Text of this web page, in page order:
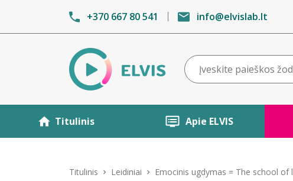
+370 667 80 541 info@elvislab.lt
Titulinis Apie ELVIS
Titulinis Leidiniai Emocinis ugdymas = The school of